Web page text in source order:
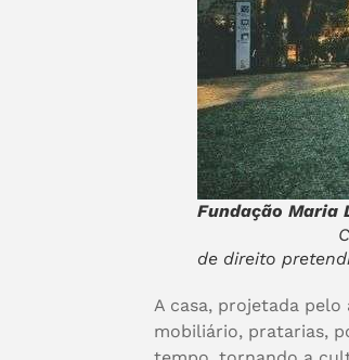
de direito
A casa, projetada
mobiliário, pratarias,